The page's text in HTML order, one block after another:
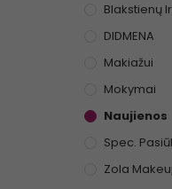
Blakstienų
DIDMENA
Makiažui
Mokymai
Naujienos
Spec.
Zola